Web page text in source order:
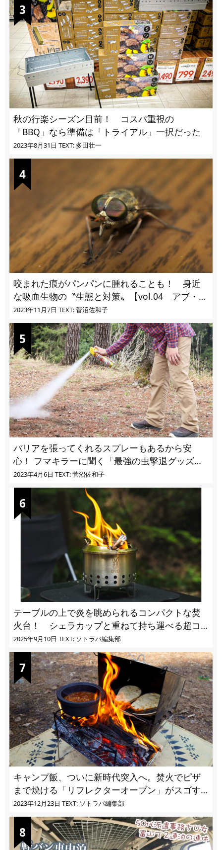
秋の行楽シーズン目前！ コスパ重視の
「BBQ」なら準備は「トライアル」一択だった
2023年8月31日 TEXT: 多田壮一
咬まれた痕がパンパンに腫れることも！ 身近
な吸血生物の〝生態と対策〟【vol.04 アブ・ブ
ユ・ヌカカ】
2023年11月7日 TEXT: 菅沼佐和子
バリアを張ってくれるスプレーもあるから安
心！ フマキラーに聞く「最強の虫撃退グッズ
vol.4」【キャンプサイトで使う虫よけ】
2023年4月6日 TEXT: 菅沼佐和子
テーブルの上で炎を眺められるコンパクトな焚
火台！ シェラカップと重ねて持ち運べる超コ
ンパクト収納
2025年9月10日 TEXT: ソトラバ編集部
キャンプ飯、ついに新時代突入へ。焚火でピザ
まで焼ける「リフレクターオーブン」がスゴす
ぎる
2023年12月23日 TEXT: ソトラバ編集部